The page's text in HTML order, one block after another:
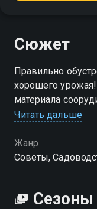
Сюжет
Правильно
хорошего урожая!
материала
возникает, когда
и другие вопросы
Читать дальше
Жанр
Советы,
Сезоны